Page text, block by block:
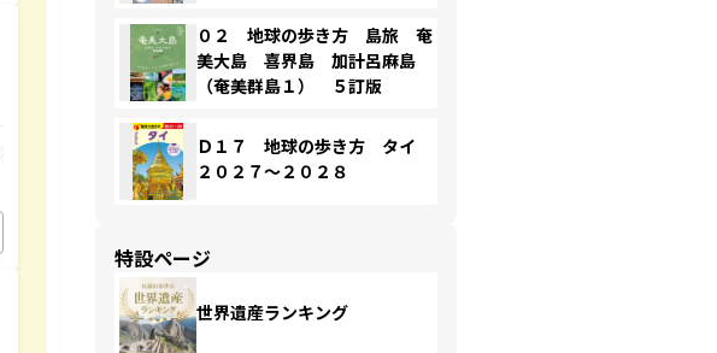
０２ 地球の歩き方 島旅 奄
美大島 喜界島 加計呂麻島
（奄美群島１） ５訂版
Ｄ１７ 地球の歩き方 タイ
２０２７～２０２８
特設ページ
世界遺産ランキング